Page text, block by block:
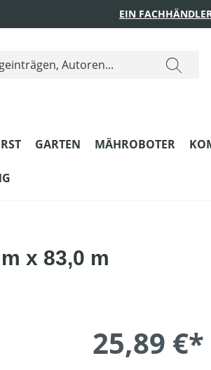
EIN
GARTEN MÄHROBOTER
x 83,0 m
25,89 €*